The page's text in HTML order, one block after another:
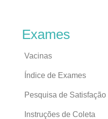
Exames
Vacinas
Índice de Exames
Pesquisa de Satisfação
Instruções de Coleta